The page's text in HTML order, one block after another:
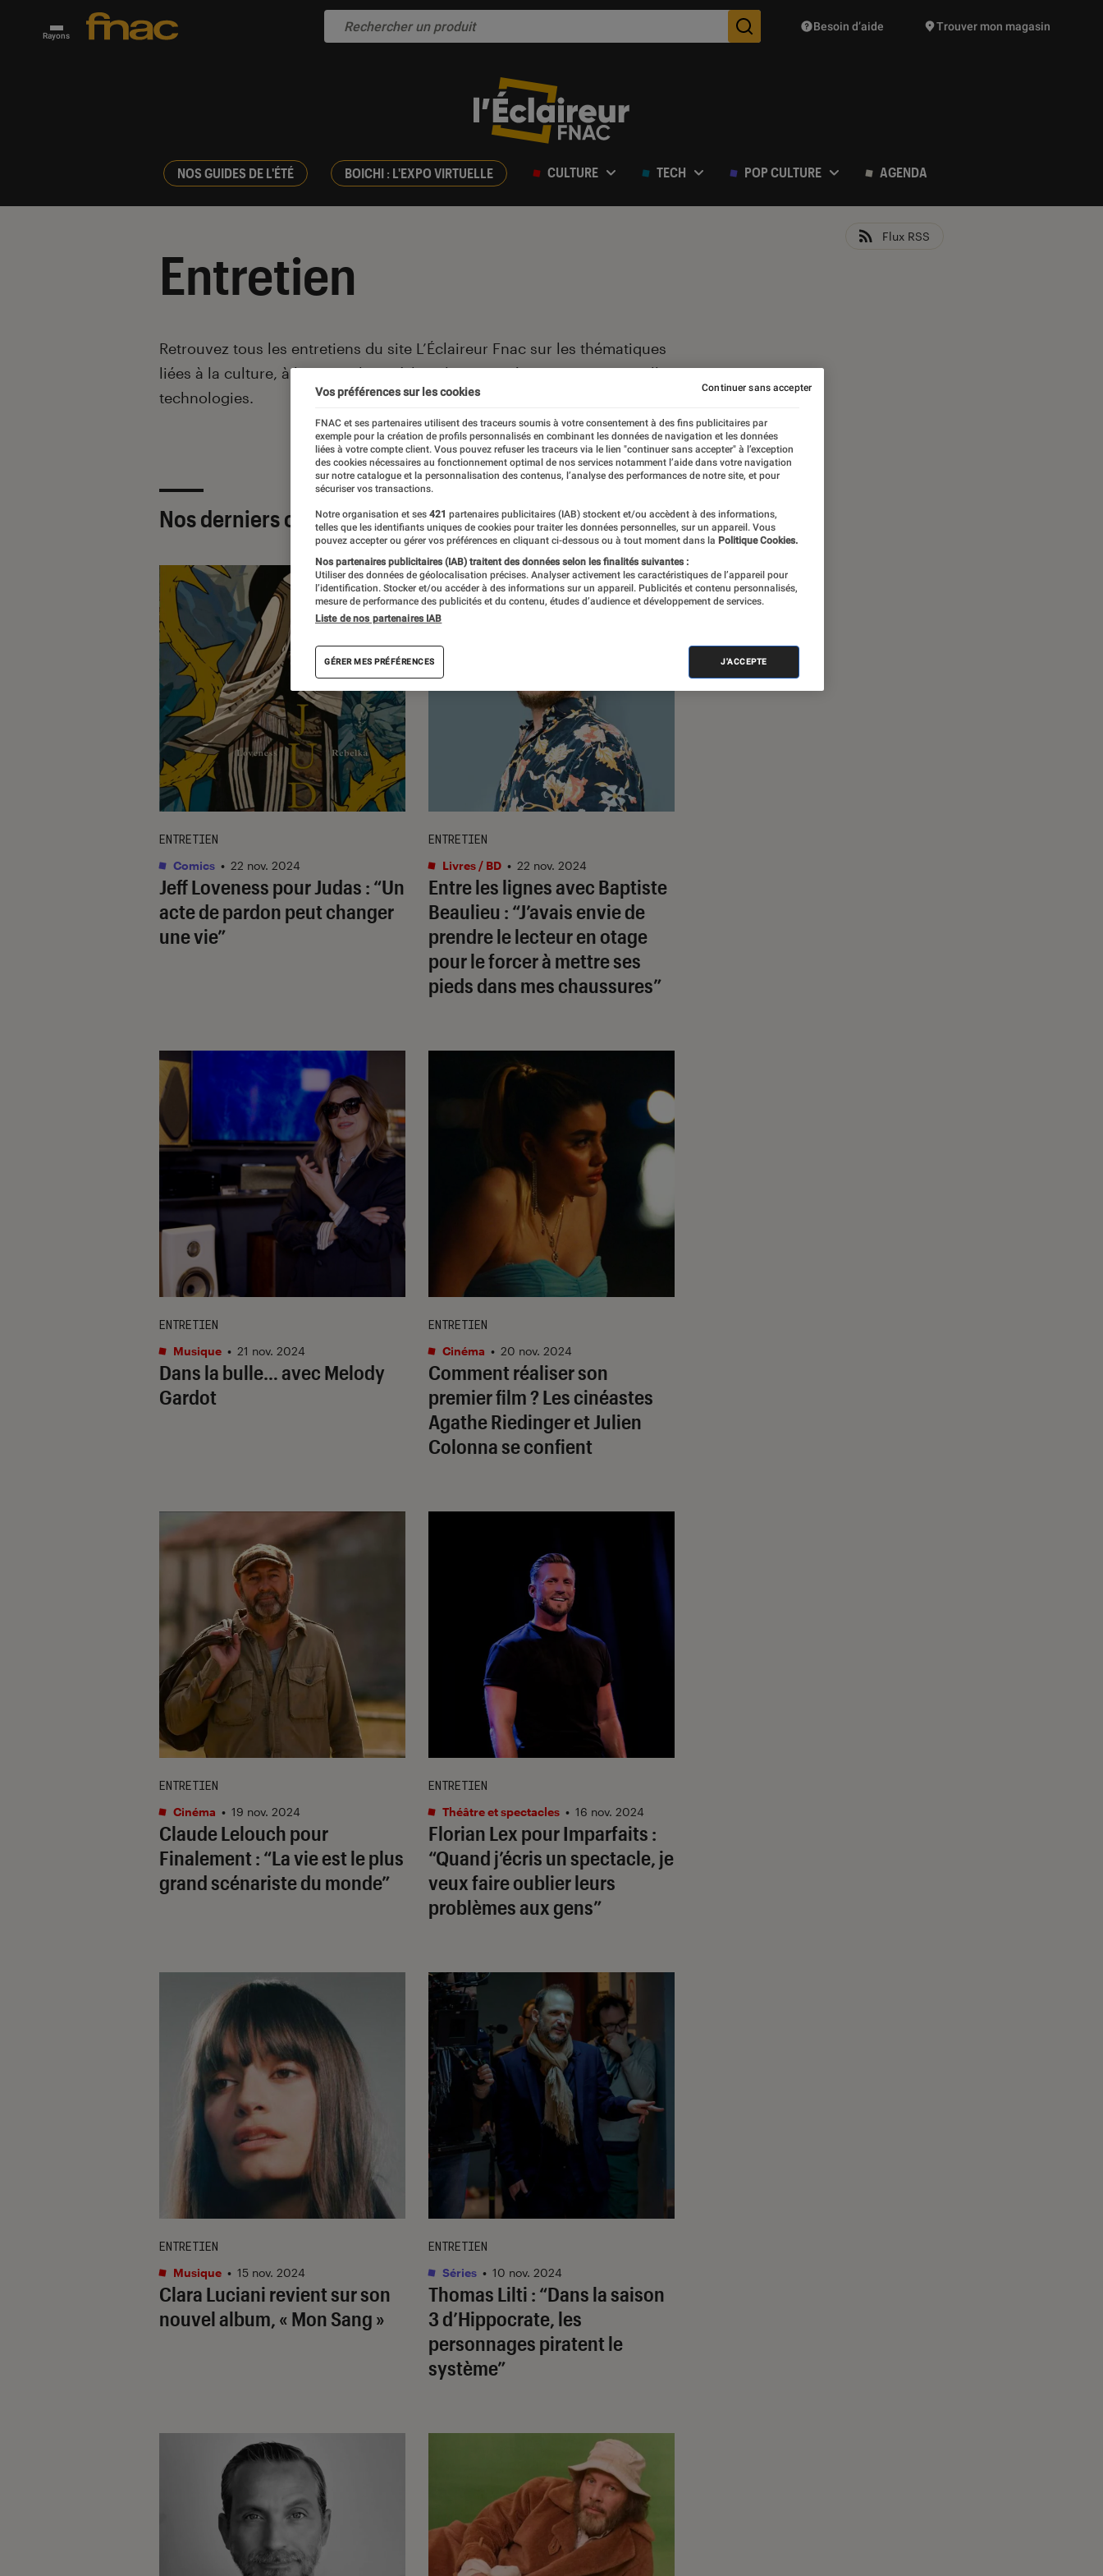
Rayons Des suggestions de produits vont vous être proposées
Besoin d’aide Trouver mon magasin
NOS GUIDES DE L'ÉTÉ BOICHI : L'EXPO VIRTUELLE CULTURE TECH POP CULTURE AGENDA
Entretien
Flux RSS
Introduction
Retrouvez tous les entretiens du site L’Éclaireur Fnac sur les thématiques
liées à la culture, à la pop culture, à la culture numérique et aux nouvelles
technologies.
Nos derniers contenus
Jeff Loveness pourJudas : “Un
acte de pardon peut changer
une vie”
ENTRETIEN
Comics • 22 nov. 2024
Entre les lignes avec Baptiste
Beaulieu : “J’avais envie de
prendre le lecteur en otage
pour le forcer à mettre ses
pieds dans mes chaussures”
ENTRETIEN
Livres / BD • 22 nov. 2024
Dans la bulle… avec Melody
Gardot
ENTRETIEN
Musique • 21 nov. 2024
Comment réaliser son
premier film ? Les cinéastes
Agathe Riedinger et Julien
Colonna se confient
ENTRETIEN
Cinéma • 20 nov. 2024
Claude Lelouch pour
Finalement : “La vie est le plus
grand scénariste du monde”
ENTRETIEN
Cinéma • 19 nov. 2024
Florian Lex pourImparfaits :
“Quand j’écris un spectacle, je
veux faire oublier leurs
problèmes aux gens”
ENTRETIEN
Théâtre et spectacles • 16 nov. 2024
Clara Luciani revient sur son
nouvel album, « Mon Sang »
ENTRETIEN
Musique • 15 nov. 2024
Thomas Lilti : “Dans la saison
3 d’Hippocrate, les
personnages piratent le
système”
ENTRETIEN
Séries • 10 nov. 2024
Vos préférences sur les cookies
FNAC et ses partenaires utilisent des traceurs soumis à votre consentement à des fins publicitaires par
exemple pour la création de profils personnalisés en combinant les données de navigation et les données
liées à votre compte client. Vous pouvez refuser les traceurs via le lien "continuer sans accepter" à l’exception
des cookies nécessaires au fonctionnement optimal de nos services notamment l’aide dans votre navigation
sur notre catalogue et la personnalisation des contenus, l’analyse des performances de notre site, et pour
sécuriser vos transactions.
Notre organisation et ses 421 partenaires publicitaires (IAB) stockent et/ou accèdent à des informations,
telles que les identifiants uniques de cookies pour traiter les données personnelles, sur un appareil. Vous
pouvez accepter ou gérer vos préférences en cliquant ci-dessous ou à tout moment dans la Politique Cookies.
Nos partenaires publicitaires (IAB) traitent des données selon les finalités suivantes :
Utiliser des données de géolocalisation précises. Analyser activement les caractéristiques de l’appareil pour
l’identification. Stocker et/ou accéder à des informations sur un appareil. Publicités et contenu personnalisés,
mesure de performance des publicités et du contenu, études d’audience et développement de services.
Liste de nos partenaires IAB
GÉRER MES PRÉFÉRENCES J'ACCEPTE
Continuer sans accepter